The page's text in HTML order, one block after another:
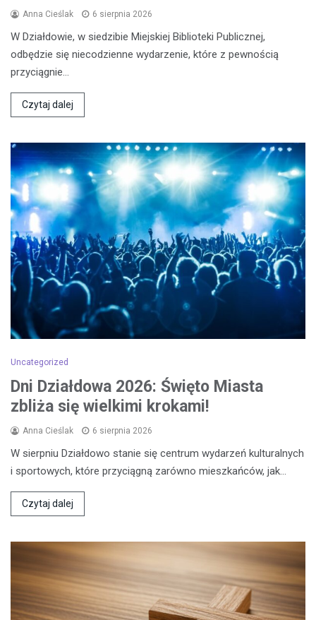
Anna Cieślak 6 sierpnia 2026
W Działdowie, w siedzibie Miejskiej Biblioteki Publicznej,
odbędzie się niecodzienne wydarzenie, które z pewnością
przyciągnie…
Czytaj dalej
Uncategorized
Dni Działdowa 2026: Święto Miasta
zbliża się wielkimi krokami!
Anna Cieślak 6 sierpnia 2026
W sierpniu Działdowo stanie się centrum wydarzeń kulturalnych
i sportowych, które przyciągną zarówno mieszkańców, jak…
Czytaj dalej